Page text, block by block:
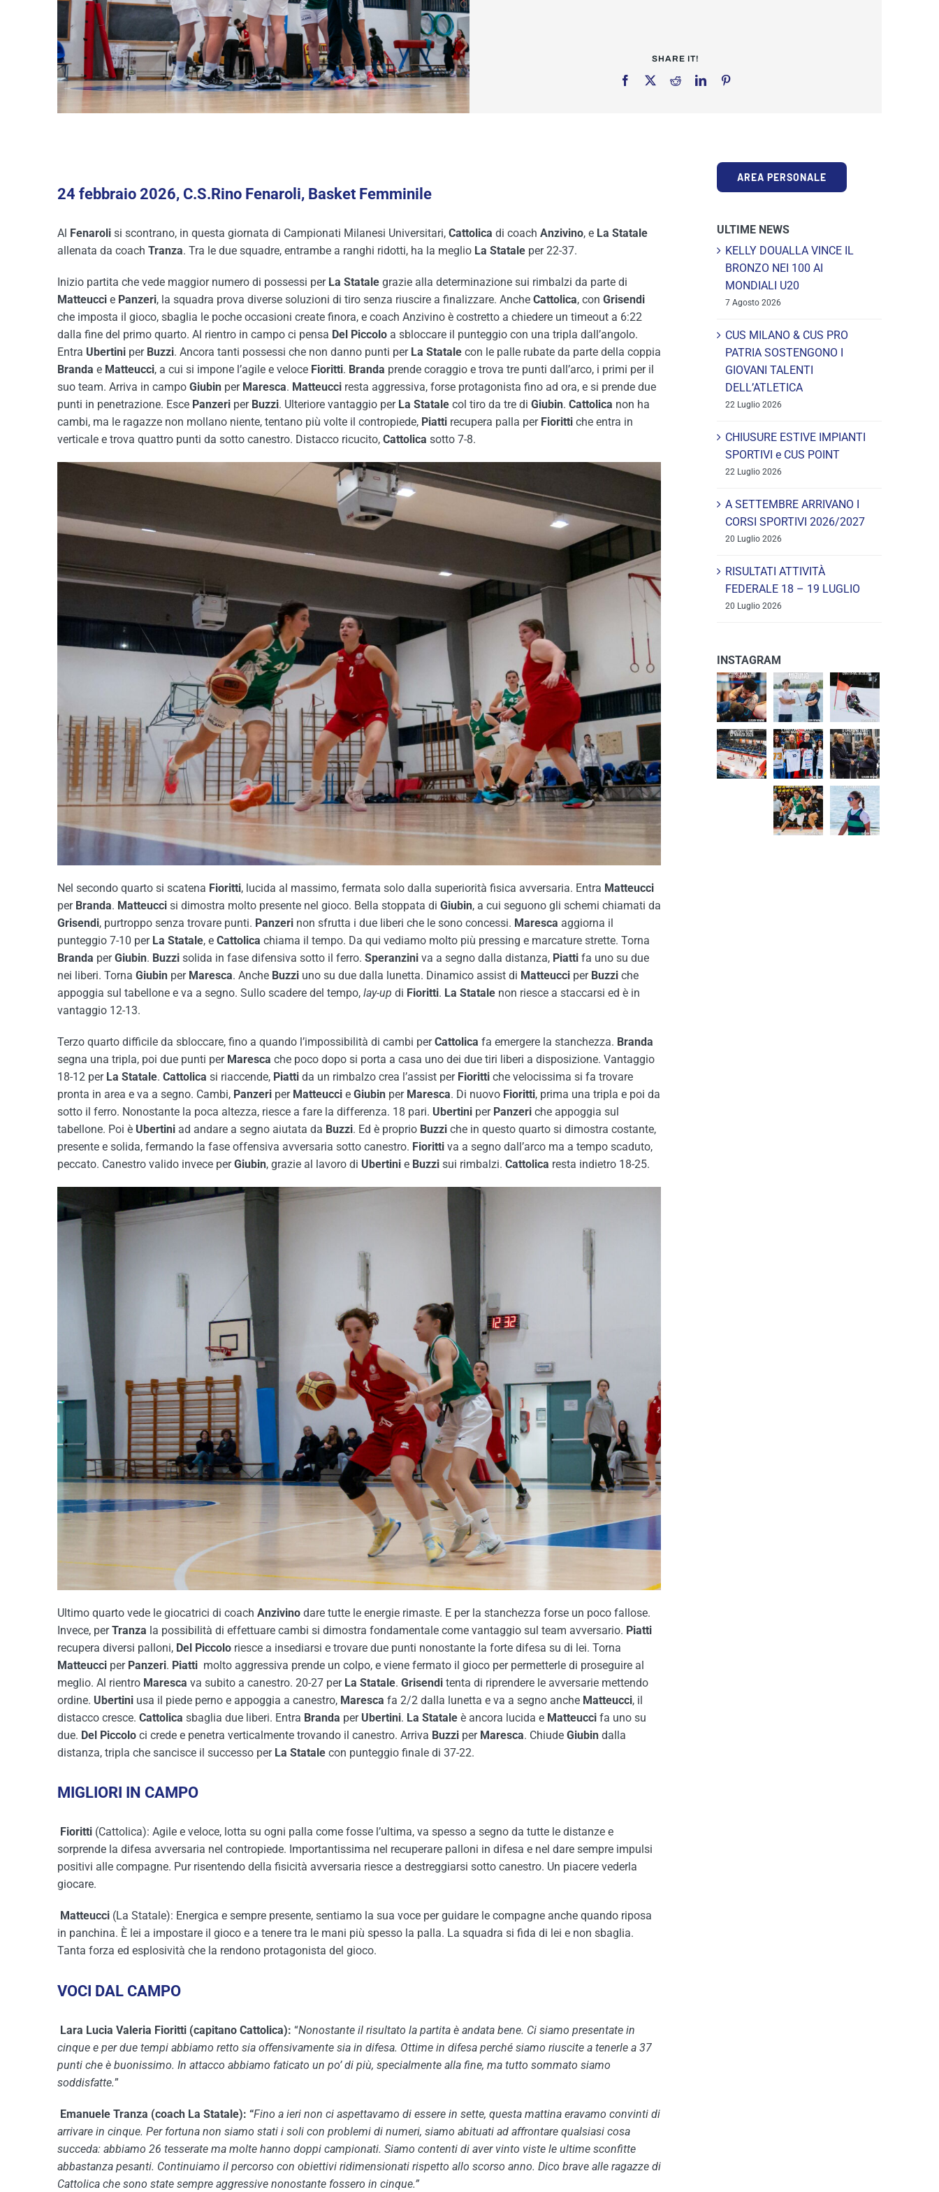
SHARE IT!
24 febbraio 2026, C.S.Rino Fenaroli, Basket Femminile
Al Fenaroli si scontrano, in questa giornata di Campionati Milanesi Universitari, Cattolica di coach Anzivino, e La Statale
allenata da coach Tranza. Tra le due squadre, entrambe a ranghi ridotti, ha la meglio La Statale per 22-37.
Inizio partita che vede maggior numero di possessi per La Statale grazie alla determinazione sui rimbalzi da parte di
Matteucci e Panzeri, la squadra prova diverse soluzioni di tiro senza riuscire a finalizzare. Anche Cattolica, con Grisendi
che imposta il gioco, sbaglia le poche occasioni create finora, e coach Anzivino è costretto a chiedere un timeout a 6:22
dalla fine del primo quarto. Al rientro in campo ci pensa Del Piccolo a sbloccare il punteggio con una tripla dall’angolo.
Entra Ubertini per Buzzi. Ancora tanti possessi che non danno punti per La Statale con le palle rubate da parte della coppia
Branda e Matteucci, a cui si impone l’agile e veloce Fioritti. Branda prende coraggio e trova tre punti dall’arco, i primi per il
suo team. Arriva in campo Giubin per Maresca. Matteucci resta aggressiva, forse protagonista fino ad ora, e si prende due
punti in penetrazione. Esce Panzeri per Buzzi. Ulteriore vantaggio per La Statale col tiro da tre di Giubin. Cattolica non ha
cambi, ma le ragazze non mollano niente, tentano più volte il contropiede, Piatti recupera palla per Fioritti che entra in
verticale e trova quattro punti da sotto canestro. Distacco ricucito, Cattolica sotto 7-8.
Nel secondo quarto si scatena Fioritti, lucida al massimo, fermata solo dalla superiorità fisica avversaria. Entra Matteucci
per Branda. Matteucci si dimostra molto presente nel gioco. Bella stoppata di Giubin, a cui seguono gli schemi chiamati da
Grisendi, purtroppo senza trovare punti. Panzeri non sfrutta i due liberi che le sono concessi. Maresca aggiorna il
punteggio 7-10 per La Statale, e Cattolica chiama il tempo. Da qui vediamo molto più pressing e marcature strette. Torna
Branda perGiubin. Buzzi solida in fase difensiva sotto il ferro. Speranzini va a segno dalla distanza, Piatti fa uno su due
nei liberi. Torna Giubin per Maresca. Anche Buzzi uno su due dalla lunetta. Dinamico assist di Matteucci per Buzzi che
appoggia sul tabellone e va a segno. Sullo scadere del tempo, lay-up di Fioritti. La Statale non riesce a staccarsi ed è in
vantaggio 12-13.
Terzo quarto difficile da sbloccare, fino a quando l’impossibilità di cambi perCattolica fa emergere la stanchezza. Branda
segna una tripla, poi due punti per Maresca che poco dopo si porta a casa uno dei due tiri liberi a disposizione. Vantaggio
18-12 per La Statale. Cattolica si riaccende, Piatti da un rimbalzo crea l’assist per Fioritti che velocissima si fa trovare
pronta in area e va a segno. Cambi, Panzeri per Matteucci e Giubin per Maresca. Di nuovo Fioritti, prima una tripla e poi da
sotto il ferro. Nonostante la poca altezza, riesce a fare la differenza. 18 pari. Ubertini per Panzeri che appoggia sul
tabellone. Poi è Ubertini ad andare a segno aiutata da Buzzi. Ed è proprio Buzzi che in questo quarto si dimostra costante,
presente e solida, fermando la fase offensiva avversaria sotto canestro. Fioritti va a segno dall’arco ma a tempo scaduto,
peccato. Canestro valido invece perGiubin, grazie al lavoro di Ubertini e Buzzi sui rimbalzi. Cattolica resta indietro 18-25.
Ultimo quarto vede le giocatrici di coach Anzivino dare tutte le energie rimaste. E per la stanchezza forse un poco fallose.
Invece, perTranza la possibilità di effettuare cambi si dimostra fondamentale come vantaggio sul team avversario. Piatti
recupera diversi palloni, Del Piccolo riesce a insediarsi e trovare due punti nonostante la forte difesa su di lei. Torna
Matteucci per Panzeri. Piatti molto aggressiva prende un colpo, e viene fermato il gioco per permetterle di proseguire al
meglio. Al rientro Maresca va subito a canestro. 20-27 per La Statale. Grisendi tenta di riprendere le avversarie mettendo
ordine. Ubertini usa il piede perno e appoggia a canestro, Maresca fa 2/2 dalla lunetta e va a segno anche Matteucci, il
distacco cresce. Cattolica sbaglia due liberi. Entra Branda per Ubertini. La Statale è ancora lucida e Matteucci fa uno su
due. Del Piccolo ci crede e penetra verticalmente trovando il canestro. Arriva Buzzi per Maresca. Chiude Giubin dalla
distanza, tripla che sancisce il successo perLa Statale con punteggio finale di 37-22.
MIGLIORI IN CAMPO
Fioritti (Cattolica): Agile e veloce, lotta su ogni palla come fosse l’ultima, va spesso a segno da tutte le distanze e
sorprende la difesa avversaria nel contropiede. Importantissima nel recuperare palloni in difesa e nel dare sempre impulsi
positivi alle compagne. Pur risentendo della fisicità avversaria riesce a destreggiarsi sotto canestro. Un piacere vederla
giocare.
Matteucci (La Statale): Energica e sempre presente, sentiamo la sua voce per guidare le compagne anche quando riposa
in panchina. È lei a impostare il gioco e a tenere tra le mani più spesso la palla. La squadra si fida di lei e non sbaglia.
Tanta forza ed esplosività che la rendono protagonista del gioco.
VOCI DAL CAMPO
Lara Lucia Valeria Fioritti (capitano Cattolica): “Nonostante il risultato la partita è andata bene. Ci siamo presentate in
cinque e per due tempi abbiamo retto sia offensivamente sia in difesa. Ottime in difesa perché siamo riuscite a tenerle a 37
punti che è buonissimo. In attacco abbiamo faticato un po’ di più, specialmente alla fine, ma tutto sommato siamo
soddisfatte.”
Emanuele Tranza (coach La Statale): “Fino a ieri non ci aspettavamo di essere in sette, questa mattina eravamo convinti di
arrivare in cinque. Per fortuna non siamo stati i soli con problemi di numeri, siamo abituati ad affrontare qualsiasi cosa
succeda: abbiamo 26 tesserate ma molte hanno doppi campionati. Siamo contenti di aver vinto viste le ultime sconfitte
abbastanza pesanti. Continuiamo il percorso con obiettivi ridimensionati rispetto allo scorso anno. Dico brave alle ragazze di
Cattolica che sono state sempre aggressive nonostante fossero in cinque.”
AREA PERSONALE
ULTIME NEWS
KELLY DOUALLA VINCE IL
BRONZO NEI 100 AI
MONDIALI U20
7 Agosto 2026
CUS MILANO & CUS PRO
PATRIA SOSTENGONO I
GIOVANI TALENTI
DELL’ATLETICA
22 Luglio 2026
CHIUSURE ESTIVE IMPIANTI
SPORTIVI e CUS POINT
22 Luglio 2026
A SETTEMBRE ARRIVANO I
CORSI SPORTIVI 2026/2027
20 Luglio 2026
RISULTATI ATTIVITÀ
FEDERALE 18 – 19 LUGLIO
20 Luglio 2026
INSTAGRAM